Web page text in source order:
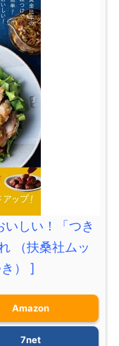
しい！「つき
（扶桑社ムッ
） ]
Amazon
7net